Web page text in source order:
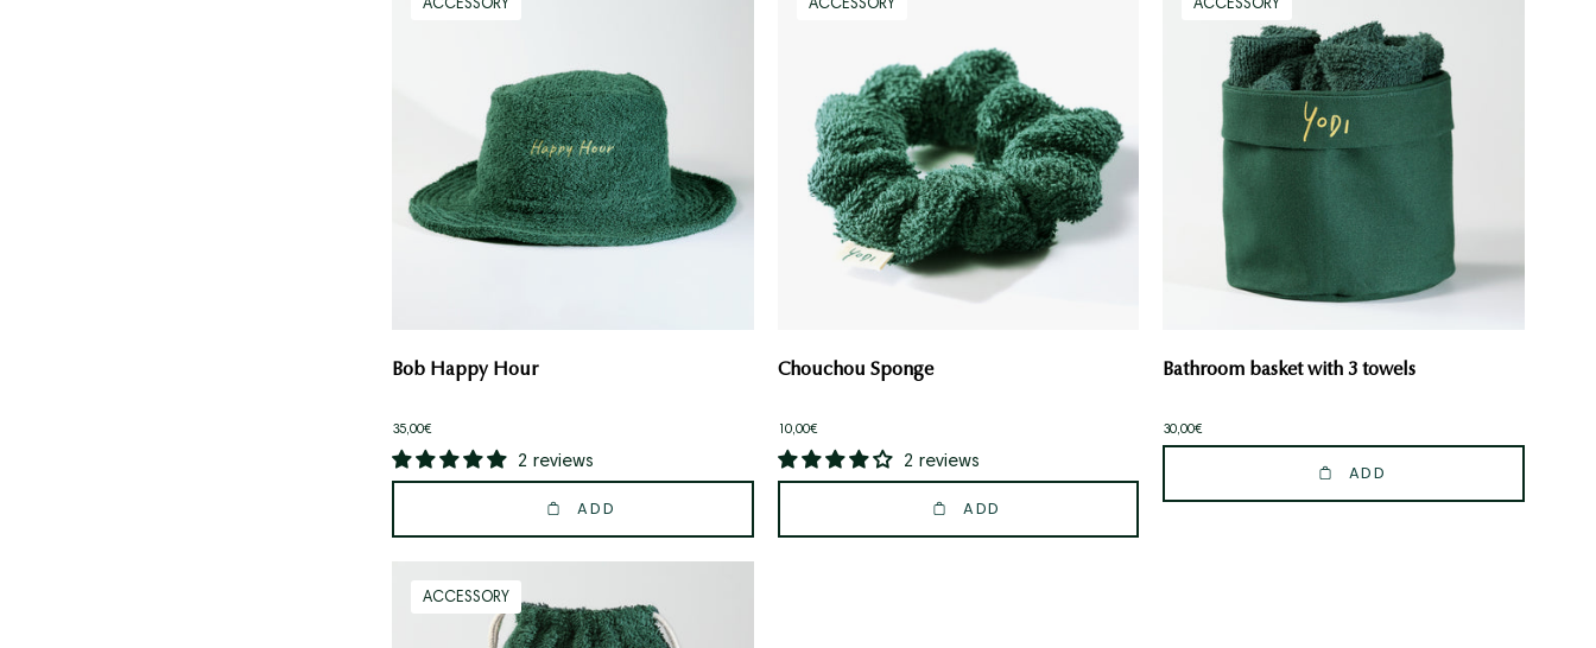
Bob Happy Hour
35,00€
2 reviews
ADD
Chouchou Sponge
10,00€
2 reviews
ADD
with
3
towels
Bathroom basket with 3 towels
30,00€
ADD
ACCESSORY
up
remover